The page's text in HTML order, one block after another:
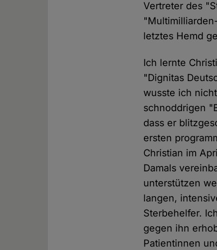
Vertreter des
letztes Hemd
Ich lernte
"Dignitas
wusste ich
schnoddrigen
dass er
ersten
Christian im
Damals
unterstützen
langen,
Sterbehelfer.
gegen ihn
Patientinnen